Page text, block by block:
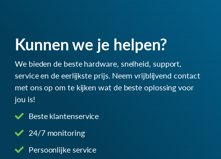
Kunnen we je helpen?
We bieden de beste hardware, snelheid, support,
service en de eerlijkste prijs. Neem vrijblijvend contact
met ons op om te kijken wat de beste oplossing voor
jou is!
Beste klantenservice
24/7 monitoring
Persoonlijke service